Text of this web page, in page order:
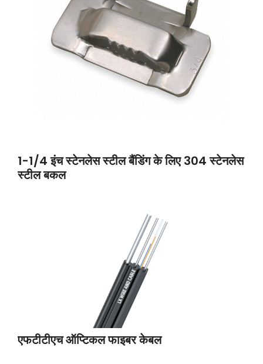
1-1/4 इंच स्टेनलेस स्टील बैंडिंग के लिए 304 स्टेनलेस
स्टील बकल
एफटीटीएच ऑप्टिकल फाइबर केबल